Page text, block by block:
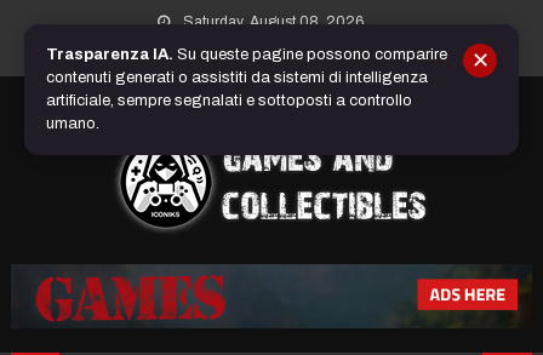
content
Saturday, August 08, 2026
Trasparenza IA. Su queste pagine possono comparire
contenuti generati o assistiti da sistemi di intelligenza
artificiale, sempre segnalati e sottoposti a controllo
umano.
✕